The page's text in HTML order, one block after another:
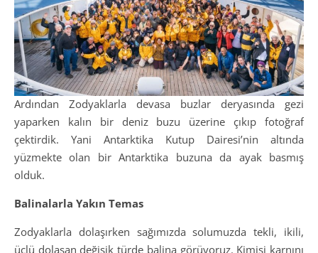
Ardından Zodyaklarla devasa buzlar deryasında gezi
yaparken kalın bir deniz buzu üzerine çıkıp fotoğraf
çektirdik. Yani Antarktika Kutup Dairesi’nin altında
yüzmekte olan bir Antarktika buzuna da ayak basmış
olduk.
Balinalarla Yakın Temas
Zodyaklarla dolaşırken sağımızda solumuzda tekli, ikili,
üçlü dolaşan değişik türde balina görüyoruz. Kimisi karnını